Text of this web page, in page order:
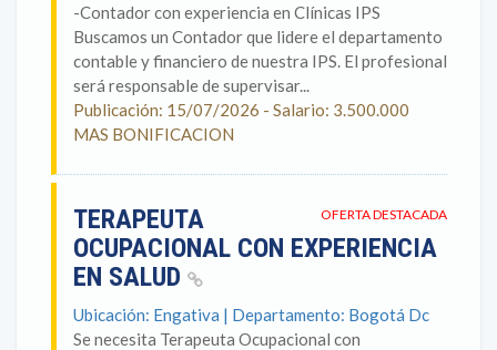
-Contador con experiencia en Clínicas IPS
Buscamos un Contador que lidere el departamento
contable y financiero de nuestra IPS. El profesional
será responsable de supervisar...
Publicación: 15/07/2026 - Salario: 3.500.000
MAS BONIFICACION
OFERTA DESTACADA
TERAPEUTA
OCUPACIONAL CON EXPERIENCIA
EN SALUD
Ubicación: Engativa | Departamento: Bogotá Dc
Se necesita Terapeuta Ocupacional con